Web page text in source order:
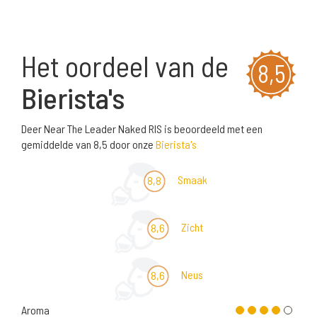
8,5
Het oordeel van de
Bierista's
Deer Near The Leader Naked RIS is beoordeeld met een
gemiddelde van 8,5 door onze Bierista's
8,8 Smaak
8,6 Zicht
8,6 Neus
Aroma